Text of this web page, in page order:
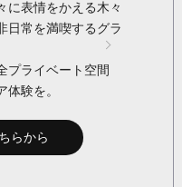
に表情をかえる木々
日常を満喫するグラ
プライベート空間
験を。
らから